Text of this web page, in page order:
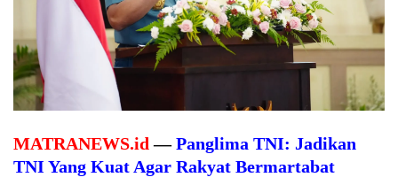
MATRANEWS.id—Panglima TNI: Jadikan
TNI Yang Kuat Agar Rakyat Bermartabat